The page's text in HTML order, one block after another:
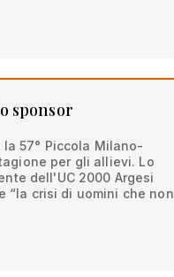
sponsor
57° Piccola Milano-
per gli allievi. Lo
dell'UC 2000 Argesi
“la crisi di uomini che non